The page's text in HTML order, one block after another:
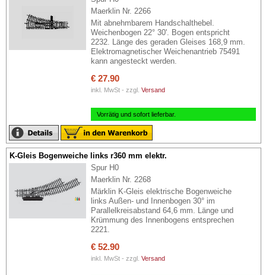
Maerklin Nr. 2266
Mit abnehmbarem Handschalthebel.
Weichenbogen 22° 30'. Bogen entspricht
2232. Länge des geraden Gleises 168,9 mm.
Elektromagnetischer Weichenantrieb 75491
kann angesteckt werden.
€ 27.90
inkl. MwSt - zzgl. Versand
Vorrätig und sofort lieferbar.
K-Gleis Bogenweiche links r360 mm elektr.
Spur H0
Maerklin Nr. 2268
Märklin K-Gleis elektrische Bogenweiche
links Außen- und Innenbogen 30° im
Parallelkreisabstand 64,6 mm. Länge und
Krümmung des Innenbogens entsprechen
2221.
€ 52.90
inkl. MwSt - zzgl. Versand